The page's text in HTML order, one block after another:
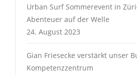
Urban Surf Sommerevent in
Abenteuer auf der Welle
24. August 2023
Gian Friesecke verstärkt unser
Kompetenzzentrum